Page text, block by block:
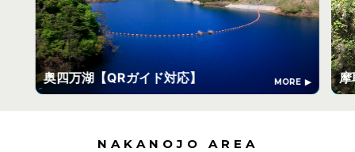
奥四万湖【QRガイド対応】 MORE 摩
NAKANOJO AREA